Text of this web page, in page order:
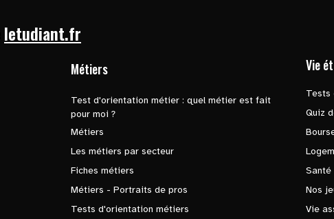
letudiant.fr
Métiers
Test d'orientation métier : quel métier est fait
pour moi ?
Métiers
Les métiers par secteur
Fiches métiers
Métiers - Portraits de pros
Tests d'orientation métiers
Vie
Tests
Quiz
Santé
Nos
Vie